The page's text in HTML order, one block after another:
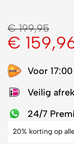
€199,95
€
Voor
Veilig
24/7
20% korting op